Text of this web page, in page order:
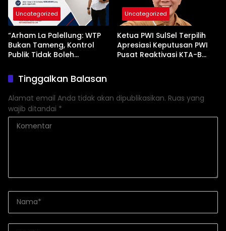
Uncategorized
“Arham La Palellung: WTP
Bukan Tameng, Kontrol
Publik Tidak Boleh
Uncategorized
Ketua PWI SulSel Terpilih
Apresiasi Keputusan PWI
Pusat Reaktivasi KTA-B
Tinggalkan Balasan
Alamat email Anda tidak akan dipublikasikan. Ruas yang
wajib ditandai *